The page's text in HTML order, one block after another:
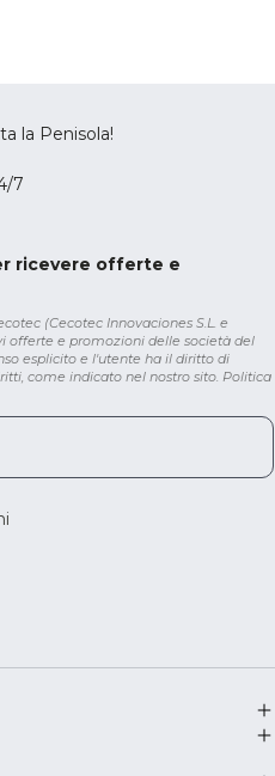
la Penisola!
7
ricevere offerte e
(Cecotec Innovaciones S.L. e
offerte e promozioni delle società del
esplicito e l'utente ha il diritto di
come indicato nel nostro sito. Politica